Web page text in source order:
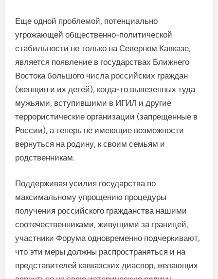
Еще одной проблемой, потенциально
угрожающей общественно-политической
стабильности не только на Северном Кавказе,
является появление в государствах Ближнего
Востока большого числа российских граждан
(женщин и их детей), когда-то вывезенных туда
мужьями, вступившими в ИГИЛ и другие
террористические организации (запрещенные в
России), а теперь не имеющие возможности
вернуться на родину, к своим семьям и
родственникам.
Поддерживая усилия государства по
максимальному упрощению процедуры
получения российского гражданства нашими
соотечественниками, живущими за границей,
участники Форума одновременно подчеркивают,
что эти меры должны распространяться и на
представителей кавказских диаспор, желающих